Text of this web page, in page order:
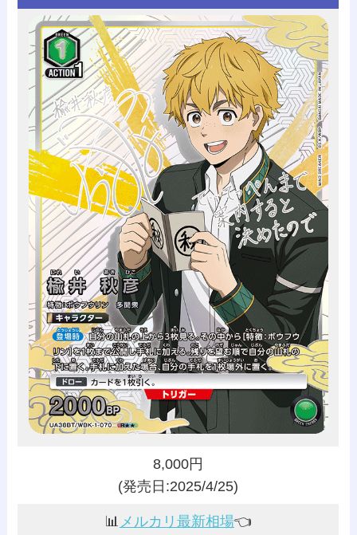
8,000円
(発売日:2025/4/25)
📊 メルカリ最新相場👈️